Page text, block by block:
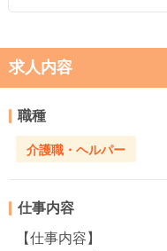
求人内容
職種
介護職・ヘルパー
仕事内容
【仕事内容】